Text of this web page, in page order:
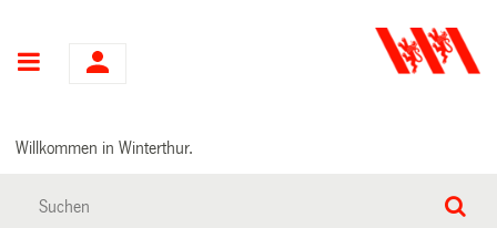
Hauptnavigation
Willkommen in Winterthur.